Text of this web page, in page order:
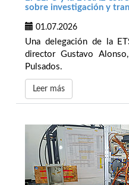
sobre investigación y
01.07.2026
Una delegación de la
director Gustavo
Pulsados.
Leer más